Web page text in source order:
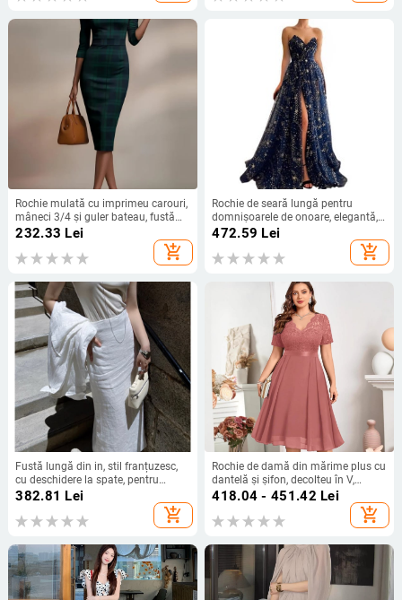
Rochie mulată cu imprimeu carouri,
mâneci 3/4 și guler bateau, fustă
lungă
232.33 Lei
add_shopping_cart
Rochie de seară lungă pentru
domnișoarele de onoare, elegantă,
din spandex extensibil
472.59 Lei
add_shopping_cart
Fustă lungă din in, stil franțuzesc,
cu deschidere la spate, pentru
femei, 100% in
382.81 Lei
add_shopping_cart
Rochie de damă din mărime plus cu
dantelă și șifon, decolteu în V,
croială slim, mâneci scurte, talie
înaltă, lungă, pentru petreceri, vară
2025
418.04 - 451.42 Lei
add_shopping_cart